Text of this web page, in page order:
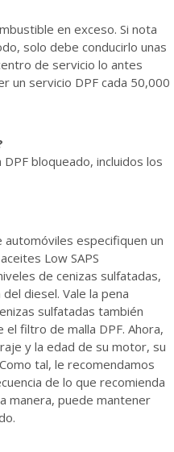
en exceso. Si nota
solo debe conducirlo unas
de servicio lo antes
un servicio DPF cada 50,000
bloqueado, incluidos los
especifiquen un
Low SAPS
de cenizas sulfatadas,
diesel. Vale la pena
sulfatadas también
filtro de malla DPF. Ahora,
y la edad de su motor, su
tal, le recomendamos
de lo que recomienda
manera, puede mantener